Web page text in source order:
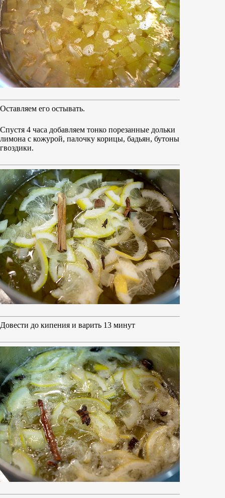
Оставляем его остывать.
Спустя 4 часа добавляем тонко порезанные дольки
лимона с кожурой, палочку корицы, бадьян, бутоны
гвоздики.
Довести до кипения и варить 13 минут